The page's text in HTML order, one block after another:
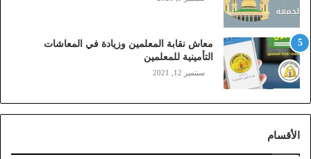
ي
ز
ي
ن
)
ا
ل
معاش نقابة المعلمين وزيادة في المعاشات
التأمينية للمعلمين
سبتمبر 12, 2021
الأقسام